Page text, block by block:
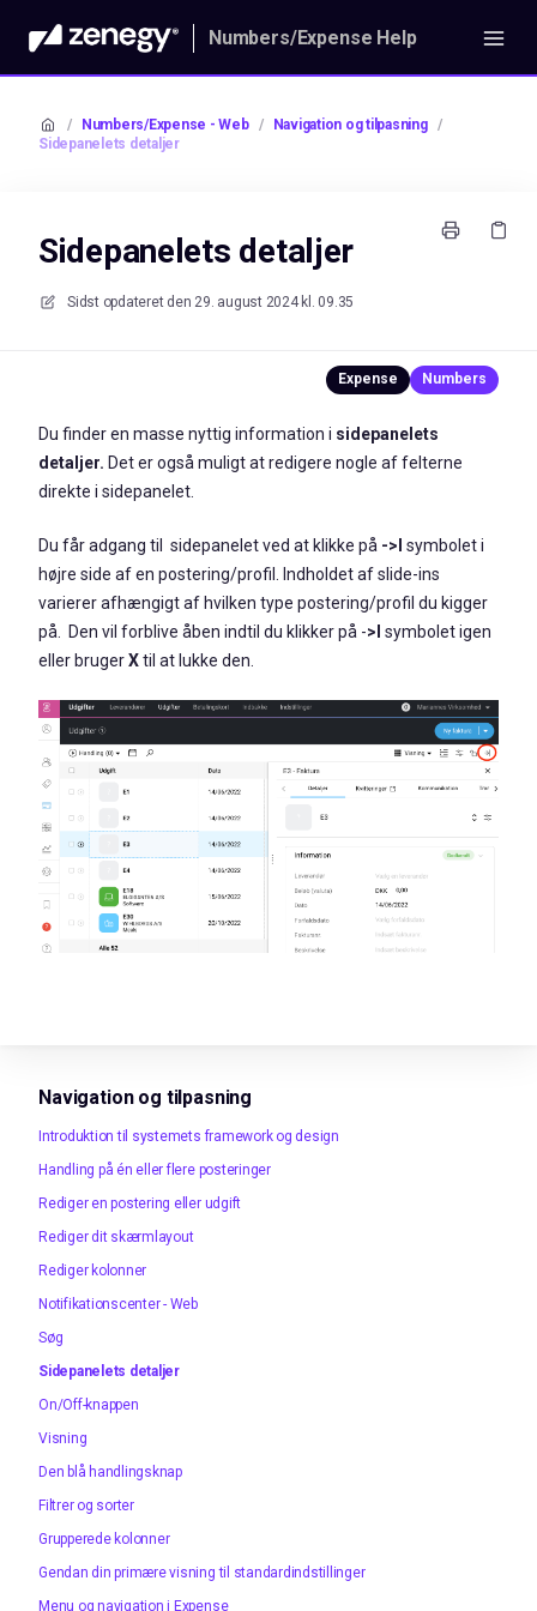
Numbers/Expense Help
/ Numbers/Expense - Web / Navigation og tilpasning /
Sidepanelets detaljer
Sidepanelets detaljer
Sidst opdateret den 29. august 2024 kl. 09.35
Du finder en masse nyttig information i sidepanelets
detaljer. Det er også muligt at redigere nogle af felterne
direkte i sidepanelet.
Du får adgang til sidepanelet ved at klikke på ->l symbolet i
højre side af en postering/profil. Indholdet af slide-ins
varierer afhængigt af hvilken type postering/profil du kigger
på.
Den vil forblive åben indtil du klikker på ->l symbolet igen
eller brugerXtil at lukke den.
Navigation og tilpasning
Introduktion til systemets framework og design
Handling på én eller flere posteringer
Rediger en postering eller udgift
Rediger dit skærmlayout
Rediger kolonner
Notifikationscenter - Web
Søg
Sidepanelets detaljer
On/Off-knappen
Visning
Den blå handlingsknap
Filtrer og sorter
Grupperede kolonner
Gendan din primære visning til standardindstillinger
Menu og navigation i Expense